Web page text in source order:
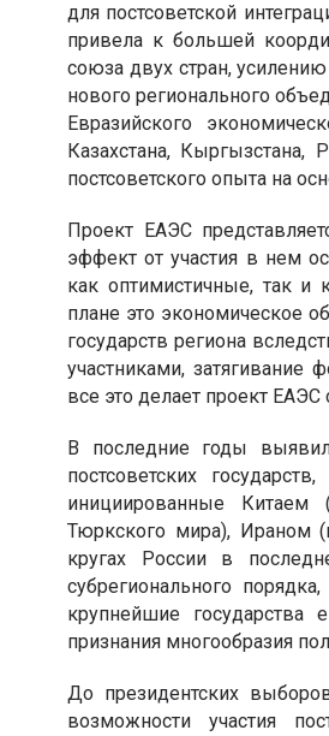
для постсоветской
привела к большей
союза двух стран,
нового регионального
Евразийского
Казахстана, Кыргызстана,
постсоветского опыта на
Проект ЕАЭС
эффект от участия в нем
как оптимистичные, так и
плане это экономическое
государств региона
участниками, затягивание
все это делает проект
В последние годы
постсоветских
инициированные Китаем
Тюркского мира), Ираном
кругах России в
субрегионального
крупнейшие государства
признания многообразия
До президентских
возможности участия